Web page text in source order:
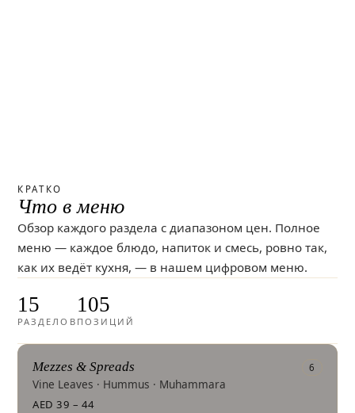
КРАТКО
Что в меню
Обзор каждого раздела с диапазоном цен. Полное
меню — каждое блюдо, напиток и смесь, ровно так,
как их ведёт кухня, — в нашем цифровом меню.
РАЗДЕЛОВ
15
ПОЗИЦИЙ
105
Mezzes & Spreads 6
Vine Leaves · Hummus · Muhammara
AED 39 – 44